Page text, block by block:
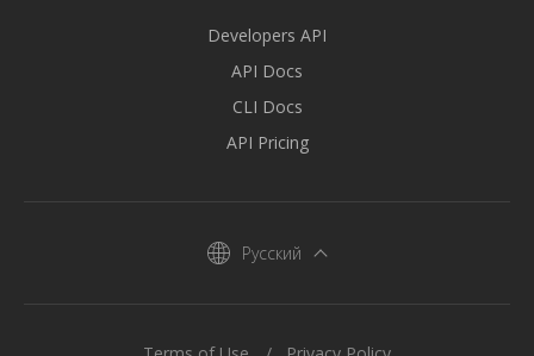
Developers API
API Docs
CLI Docs
API Pricing
Русский